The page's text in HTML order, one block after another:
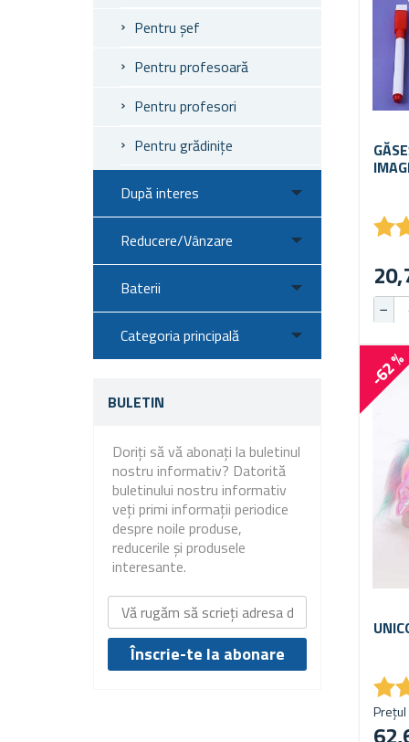
Pentru șef
Pentru profesoară
Pentru profesori
Pentru grădinițe
După interes
Reducere/Vânzare
Baterii
Categoria principală
BULETIN
Doriți să vă abonați la buletinul
nostru informativ? Datorită
buletinului nostru informativ
veți primi informații periodice
despre noile produse,
reducerile și produsele
interesante.
★
★
-62 %
★
★